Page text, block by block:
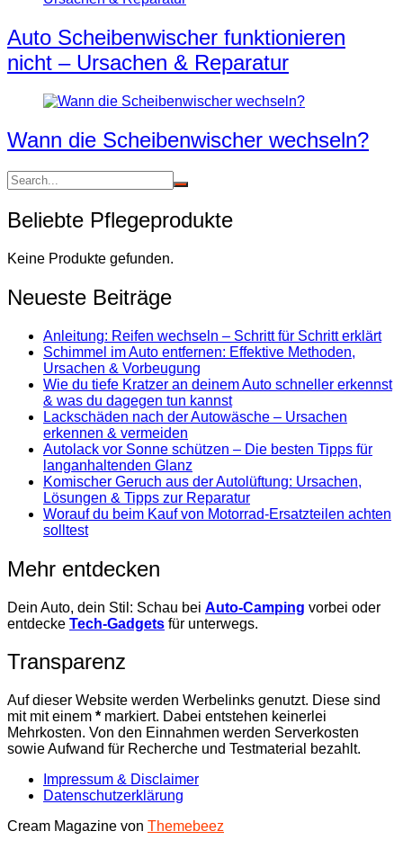
Auto Scheibenwischer funktionieren
nicht – Ursachen & Reparatur
Wann die Scheibenwischer wechseln?
Beliebte Pflegeprodukte
Keine Produkte gefunden.
Neueste Beiträge
Anleitung: Reifen wechseln – Schritt für Schritt erklärt
Schimmel im Auto entfernen: Effektive Methoden,
Ursachen & Vorbeugung
Wie du tiefe Kratzer an deinem Auto schneller erkennst
& was du dagegen tun kannst
Lackschäden nach der Autowäsche – Ursachen
erkennen & vermeiden
Autolack vor Sonne schützen – Die besten Tipps für
langanhaltenden Glanz
Komischer Geruch aus der Autolüftung: Ursachen,
Lösungen & Tipps zur Reparatur
Worauf du beim Kauf von Motorrad-Ersatzteilen achten
solltest
Mehr entdecken
Dein Auto, dein Stil: Schau bei Auto-Camping vorbei oder
entdecke Tech-Gadgets für unterwegs.
Transparenz
Auf dieser Website werden Werbelinks genutzt. Diese sind
mit mit einem * markiert. Dabei entstehen keinerlei
Mehrkosten. Von den Einnahmen werden Serverkosten
sowie Aufwand für Recherche und Testmaterial bezahlt.
Impressum & Disclaimer
Datenschutzerklärung
Cream Magazine von Themebeez